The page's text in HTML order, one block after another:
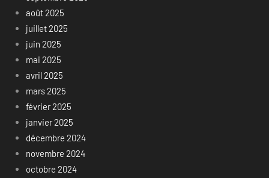
août 2025
juillet 2025
juin 2025
mai 2025
avril 2025
mars 2025
février 2025
janvier 2025
décembre 2024
novembre 2024
octobre 2024